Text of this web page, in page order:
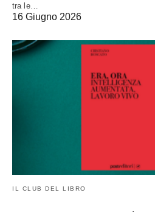
tra le…
16 Giugno 2026
IL CLUB DEL LIBRO